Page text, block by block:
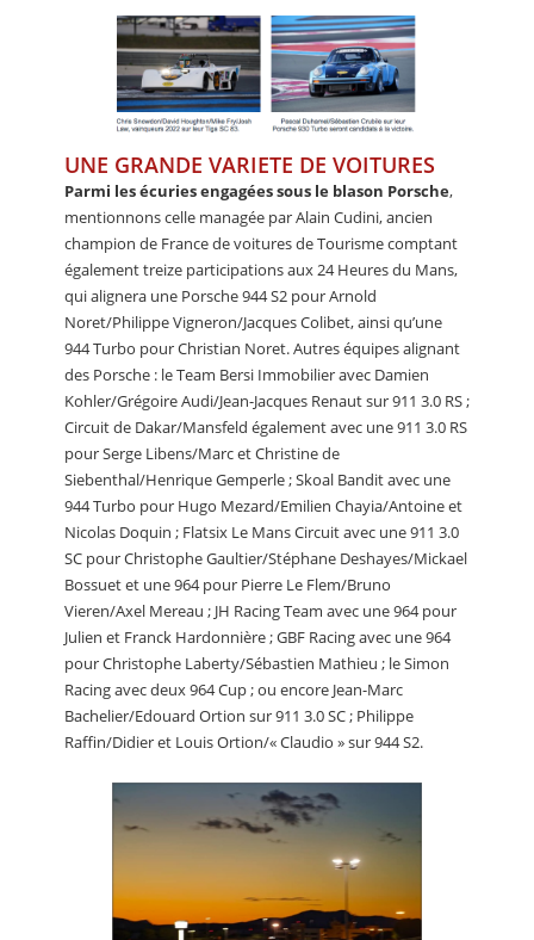
UNE GRANDE VARIETE DE VOITURES
Parmi les écuries engagées sous le blason Porsche,
mentionnons celle managée par Alain Cudini, ancien
champion de France de voitures de Tourisme comptant
également treize participations aux 24 Heures du Mans,
qui alignera une Porsche 944 S2 pour Arnold
Noret/Philippe Vigneron/Jacques Colibet, ainsi qu’une
944 Turbo pour Christian Noret. Autres équipes alignant
des Porsche : le Team Bersi Immobilier avec Damien
Kohler/Grégoire Audi/Jean-Jacques Renaut sur 911 3.0 RS ;
Circuit de Dakar/Mansfeld également avec une 911 3.0 RS
pour Serge Libens/Marc et Christine de
Siebenthal/Henrique Gemperle ; Skoal Bandit avec une
944 Turbo pour Hugo Mezard/Emilien Chayia/Antoine et
Nicolas Doquin ; Flatsix Le Mans Circuit avec une 911 3.0
SC pour Christophe Gaultier/Stéphane Deshayes/Mickael
Bossuet et une 964 pour Pierre Le Flem/Bruno
Vieren/Axel Mereau ; JH Racing Team avec une 964 pour
Julien et Franck Hardonnière ; GBF Racing avec une 964
pour Christophe Laberty/Sébastien Mathieu ; le Simon
Racing avec deux 964 Cup ; ou encore Jean-Marc
Bachelier/Edouard Ortion sur 911 3.0 SC ; Philippe
Raffin/Didier et Louis Ortion/« Claudio » sur 944 S2.